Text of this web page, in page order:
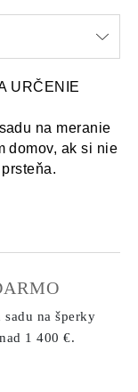
URČENIE
na meranie
domov, ak si nie
na šperky
nad 1 400 €.